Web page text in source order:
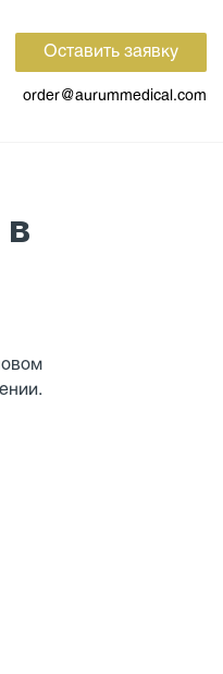
Оставить заявку
order@aurummedical.com